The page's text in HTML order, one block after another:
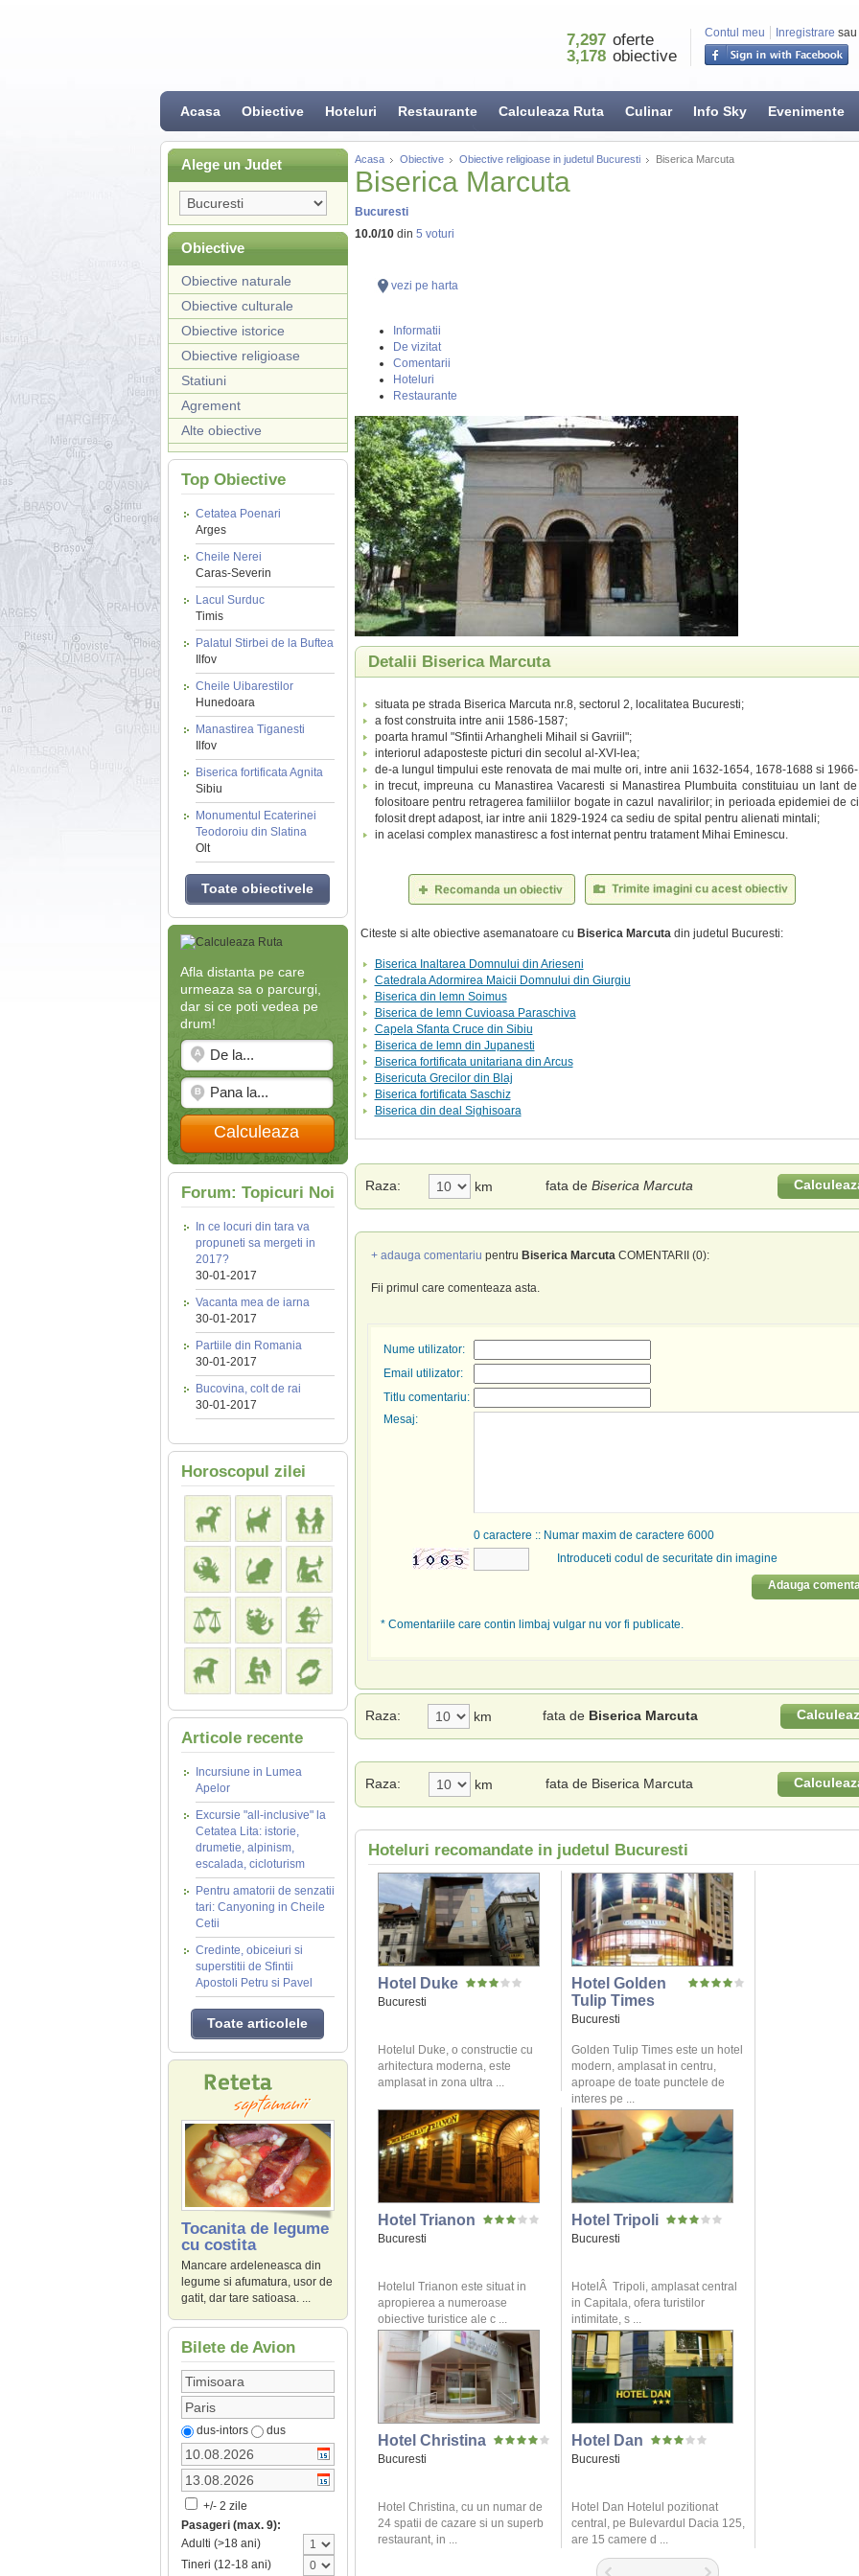
Contul meu Inregistrare sau
7,297 oferte
3,178 obiective
Acasa Obiective Hoteluri Restaurante Calculeaza Ruta Culinar Info Sky Evenimente
Alege un Judet
Obiective
Obiective naturale
Obiective culturale
Obiective istorice
Obiective religioase
Statiuni
Agrement
Alte obiective
Top Obiective
Cetatea Poenari
Arges
Cheile Nerei
Caras-Severin
Lacul Surduc
Timis
Palatul Stirbei de la Buftea
Ilfov
Cheile Uibarestilor
Hunedoara
Manastirea Tiganesti
Ilfov
Biserica fortificata Agnita
Sibiu
Monumentul Ecaterinei
Teodoroiu din Slatina
Olt
Toate obiectivele
Afla distanta pe care
urmeaza sa o parcurgi,
dar si ce poti vedea pe
drum!
Calculeaza
Forum: Topicuri Noi
In ce locuri din tara va
propuneti sa mergeti in
2017?
30-01-2017
Vacanta mea de iarna
30-01-2017
Partiile din Romania
30-01-2017
Bucovina, colt de rai
30-01-2017
Horoscopul zilei
Articole recente
Incursiune in Lumea
Apelor
Excursie "all-inclusive" la
Cetatea Lita: istorie,
drumetie, alpinism,
escalada, cicloturism
Pentru amatorii de senzatii
tari: Canyoning in Cheile
Cetii
Credinte, obiceiuri si
superstitii de Sfintii
Apostoli Petru si Pavel
Toate articolele
Tocanita de legume
cu costita
Mancare ardeleneasca din
legume si afumatura, usor de
gatit, dar tare satioasa. ...
Bilete de Avion
dus-intors dus
+/- 2 zile
Pasageri (max. 9):
Adulti (>18 ani)
Tineri (12-18 ani)
Acasa Obiective Obiective religioase in judetul Bucuresti Biserica Marcuta
Biserica Marcuta
Bucuresti
10.0/10din 5 voturi
vezi pe harta
Informatii
De vizitat
Comentarii
Hoteluri
Restaurante
Detalii Biserica Marcuta
situata pe strada Biserica Marcuta nr.8, sectorul 2, localitatea Bucuresti;
a fost construita intre anii 1586-1587;
poarta hramul "Sfintii Arhangheli Mihail si Gavriil";
interiorul adaposteste picturi din secolul al-XVI-lea;
de-a lungul timpului este renovata de mai multe ori, intre anii 1632-1654, 1678-1688 si
in trecut, impreuna cu Manastirea Vacaresti si Manastirea Plumbuita constituiau un lant
folositoare pentru retragerea familiilor bogate in cazul navalirilor; in perioada epidemiei de
folosit drept adapost, iar intre anii 1829-1924 ca sediu de spital pentru alienati mintali;
in acelasi complex manastiresc a fost internat pentru tratament Mihai Eminescu.
Citeste si alte obiective asemanatoare cu Biserica Marcutadin judetul Bucuresti:
Biserica Inaltarea Domnului din Arieseni
Catedrala Adormirea Maicii Domnului din Giurgiu
Biserica din lemn Soimus
Biserica de lemn Cuvioasa Paraschiva
Capela Sfanta Cruce din Sibiu
Biserica de lemn din Jupanesti
Biserica fortificata unitariana din Arcus
Bisericuta Grecilor din Blaj
Biserica fortificata Saschiz
Biserica din deal Sighisoara
Raza: km fata de Biserica Marcuta
+ adauga comentariu pentru Biserica MarcutaCOMENTARII (0):
Fii primul care comenteaza asta.
Nume utilizator:
Email utilizator:
Titlu comentariu:
Mesaj:
0caractere :: Numar maxim de caractere 6000
Introduceti codul de securitate din imagine
Adauga
* Comentariile care contin limbaj vulgar nu vor fi publicate.
Raza: km fata de Biserica Marcuta
Raza: km fata de Biserica Marcuta
Hoteluri recomandate in judetul Bucuresti
Hotel Duke
Bucuresti
Hotelul Duke, o constructie cu
arhitectura moderna, este
amplasat in zona ultra ...
Hotel Golden
Tulip Times
Bucuresti
Golden Tulip Times este un hotel
modern, amplasat in centru,
aproape de toate punctele de
interes pe ...
Hotel Trianon
Bucuresti
Hotelul Trianon este situat in
apropierea a numeroase
obiective turistice ale c ...
Hotel Tripoli
Bucuresti
HotelÂ Tripoli, amplasat central
in Capitala, ofera turistilor
intimitate, s ...
Hotel Christina
Bucuresti
Hotel Christina, cu un numar de
24 spatii de cazare si un superb
restaurant, in ...
Hotel Dan
Bucuresti
Hotel Dan Hotelul pozitionat
central, pe Bulevardul Dacia 125,
are 15 camere d ...